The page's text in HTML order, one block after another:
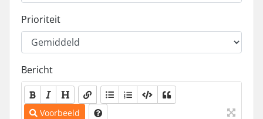
Prioriteit
Bericht
Voorbeeld